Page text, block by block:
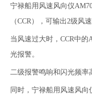
宁禄船用风速风向仪
（CCR），可输出2级风
当风速过大时，CCR中
光报警。
二级报警鸣响和闪光频率
同时，宁禄船用风速风向